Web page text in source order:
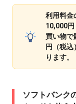
利用料金
10,000
買い物で
円（税
ります。
ソフトバンク